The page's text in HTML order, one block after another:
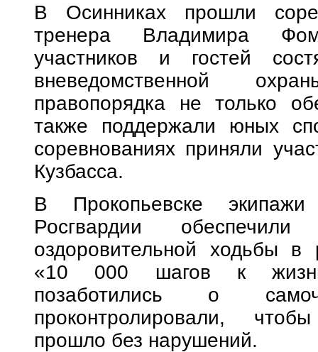
В Осинниках прошли
тренера Владимира
участников и гостей
вневедомственной
правопорядка не только
также поддержали юных
соревнованиях приняли
Кузбасса.
В Прокопьевске экипажи
Росгвардии
оздоровительной ходьбы в
«10 000 шагов к
позаботились о
проконтролировали,
прошло без нарушений.